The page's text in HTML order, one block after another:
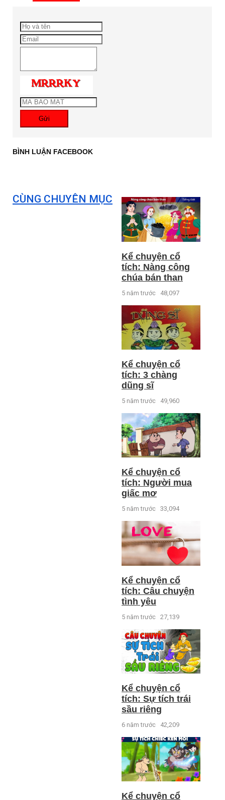
Gửi
BÌNH LUẬN FACEBOOK
CÙNG CHUYÊN MỤC
Kể chuyện cổ
tích: Nàng công
chúa bán than
5 năm trước 48,097
Kể chuyện cổ
tích: 3 chàng
dũng sĩ
5 năm trước 49,960
Kể chuyện cổ
tích: Người mua
giấc mơ
5 năm trước 33,094
Kể chuyện cổ
tích: Câu chuyện
tình yêu
5 năm trước 27,139
Kể chuyện cổ
tích: Sự tích trái
sầu riêng
6 năm trước 42,209
Kể chuyện cổ